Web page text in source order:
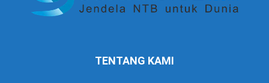
TENTANG KAMI